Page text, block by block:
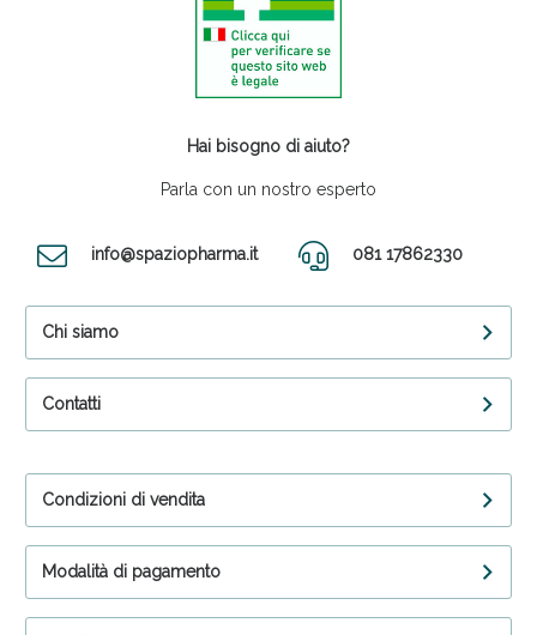
Hai bisogno di aiuto?
Parla con un nostro esperto
info@spaziopharma.it 081 17862330
Chi siamo
Contatti
Condizioni di vendita
Modalità di pagamento